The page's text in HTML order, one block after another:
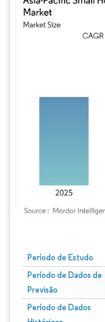
Período de Estudo
Período de Dados de
Previsão
Período de Dados